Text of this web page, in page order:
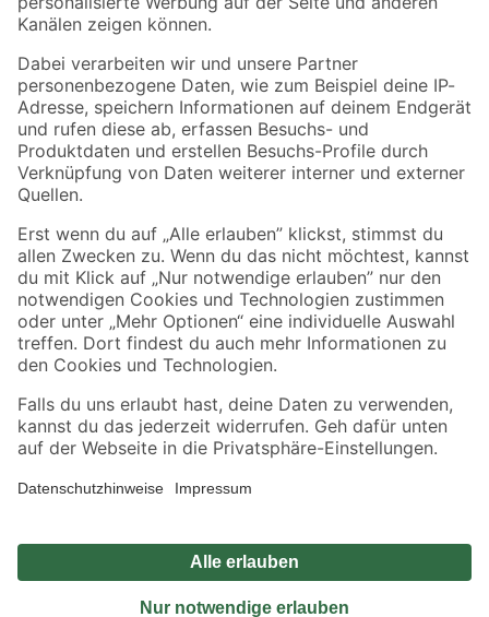
Folge uns
Zahlungsarten Versandarten
Sicher einkaufen
Jetzt die toom-App herunterladen
Alle Preisangaben in EUR inkl. gesetzl. MwSt.. Die dargestellten Angebote sind unter
Umständen nicht in allen Märkten verfügbar. Die angegebenen Verfügbarkeiten beziehen
Produkte nur solange der Vorrat reicht.
*Paketversand ab 59 € versandkostenfrei, gilt nicht für Artikel mit Speditionsversand, hier
Privatsphäre Impressum
Nutzungsbedingungen
Widerrufsrecht
Vertrag widerrufen